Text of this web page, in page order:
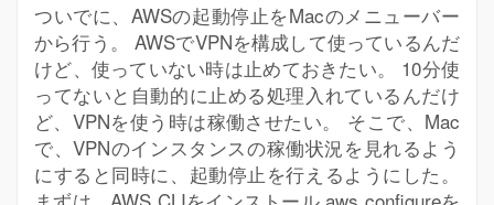
ついでに、AWSの起動停止をMacのメニューバー
から行う。 AWSでVPNを構成して使っているんだ
けど、使っていない時は止めておきたい。 10分使
ってないと自動的に止める処理入れているんだけ
ど、VPNを使う時は稼働させたい。 そこで、Mac
で、VPNのインスタンスの稼働状況を見れるよう
にすると同時に、起動停止を行えるようにした。